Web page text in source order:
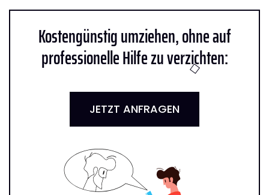
Kostengünstig umziehen, ohne auf
professionelle Hilfe zu verzichten:
JETZT ANFRAGEN